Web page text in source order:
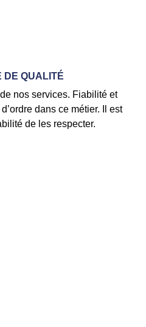
DE QUALITÉ
nos services. Fiabilité et
dans ce métier. Il est
de les respecter.